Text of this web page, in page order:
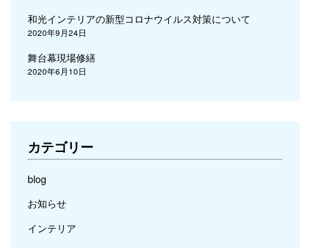
和光インテリアの新型コロナウイルス対策について
2020年9月24日
舞台幕現場修繕
2020年6月10日
カテゴリー
blog
お知らせ
インテリア